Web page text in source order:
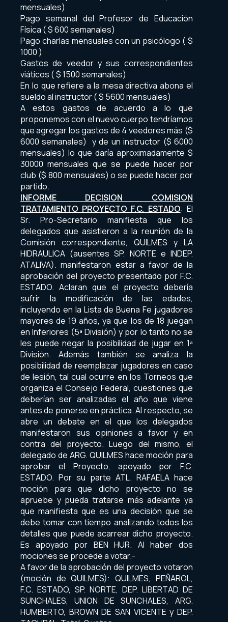
mensuales)
Pago semanal del Profesor de Educación
Física ( $ 600 semanales)
Pago charlas mensuales con un psicólogo ( $
1000 )
Gastos de veedor y sus correspondientes
viáticos ( $ 1500 semanales)
En lo que refiere a la mesa directiva abona el
sueldo al instructor ( $ 5600 mensuales)
A estos gastos de acuerdo a lo que
proponemos con el nuevo cuerpo tendríamos
que agregar los gastos de 4 veedores más ($
6000 semanales) y de un instructor ($ 6000
mensuales) lo que daría aproximadamente $
30000 mensuales que se puede hacer por
club ($ 800 mensuales) o se puede hacer por
partido.
INFORME DECISION COMISION
TRATAMIENTO PROYECTO F.C. ESTADO: El
Sr. Pro-Secretario manifiesta que los
delegados que asistieron a la reunión de la
Comisión correspondiente, QUILMES y LA
HIDRAULICA (ausentes SP. NORTE e INDEP.
ATALIVA). manifestaron estar a favor de la
aprobación del proyecto presentado por F.C.
ESTADO. Aclaran que el proyecto debería
sufrir la modificación de las edades,
incluyendo en la Lista de Buena Fe jugadores
mayores de 19 años, ya que los de 18 juegan
en Inferiores (5ª División) y por lo tanto no se
les puede negar la posibilidad de jugar en 1ª
División. Además también se analiza la
posibilidad de reemplazar jugadores en caso
de lesión, tal cual ocurre en los Torneos que
organiza el Consejo Federal, cuestiones que
deberían ser analizadas el año que viene
antes de ponerse en práctica. Al respecto, se
abre un debate en el que los delegados
manifestaron sus opiniones a favor y en
contra del proyecto. Luego del mismo, el
delegado de ARG. QUILMES hace moción para
aprobar el Proyecto, apoyado por F.C.
ESTADO. Por su parte ATL. RAFAELA hace
moción para que dicho proyecto no se
apruebe y pueda tratarse más adelante ya
que manifiesta que es una decisión que se
debe tomar con tiempo analizando todos los
detalles que puede acarrear dicho proyecto.
Es apoyado por BEN HUR. Al haber dos
mociones se procede a votar.-
A favor de la aprobación del proyecto votaron
(moción de QUILMES): QUILMES, PEÑAROL,
F.C. ESTADO, SP. NORTE, DEP. LIBERTAD DE
SUNCHALES, UNION DE SUNCHALES, ARG.
HUMBERTO, BROWN DE SAN VICENTE y DEP.